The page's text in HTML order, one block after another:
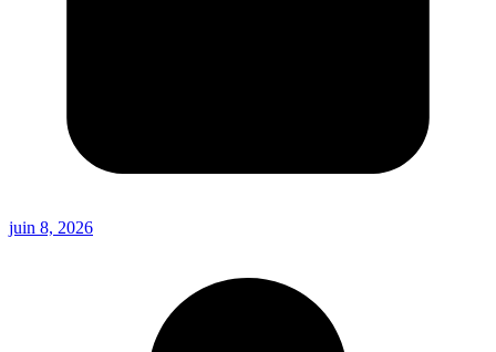
juin 8, 2026